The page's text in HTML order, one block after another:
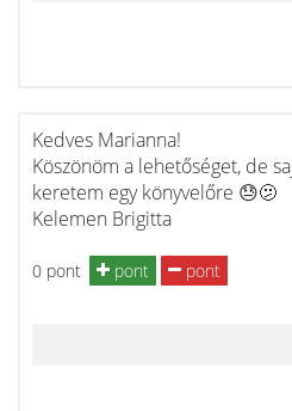
Kedves Marianna!
Köszönöm a lehetőséget, de
keretem egy könyvelőre 😓🫤
Kelemen Brigitta
0 pont pont pont